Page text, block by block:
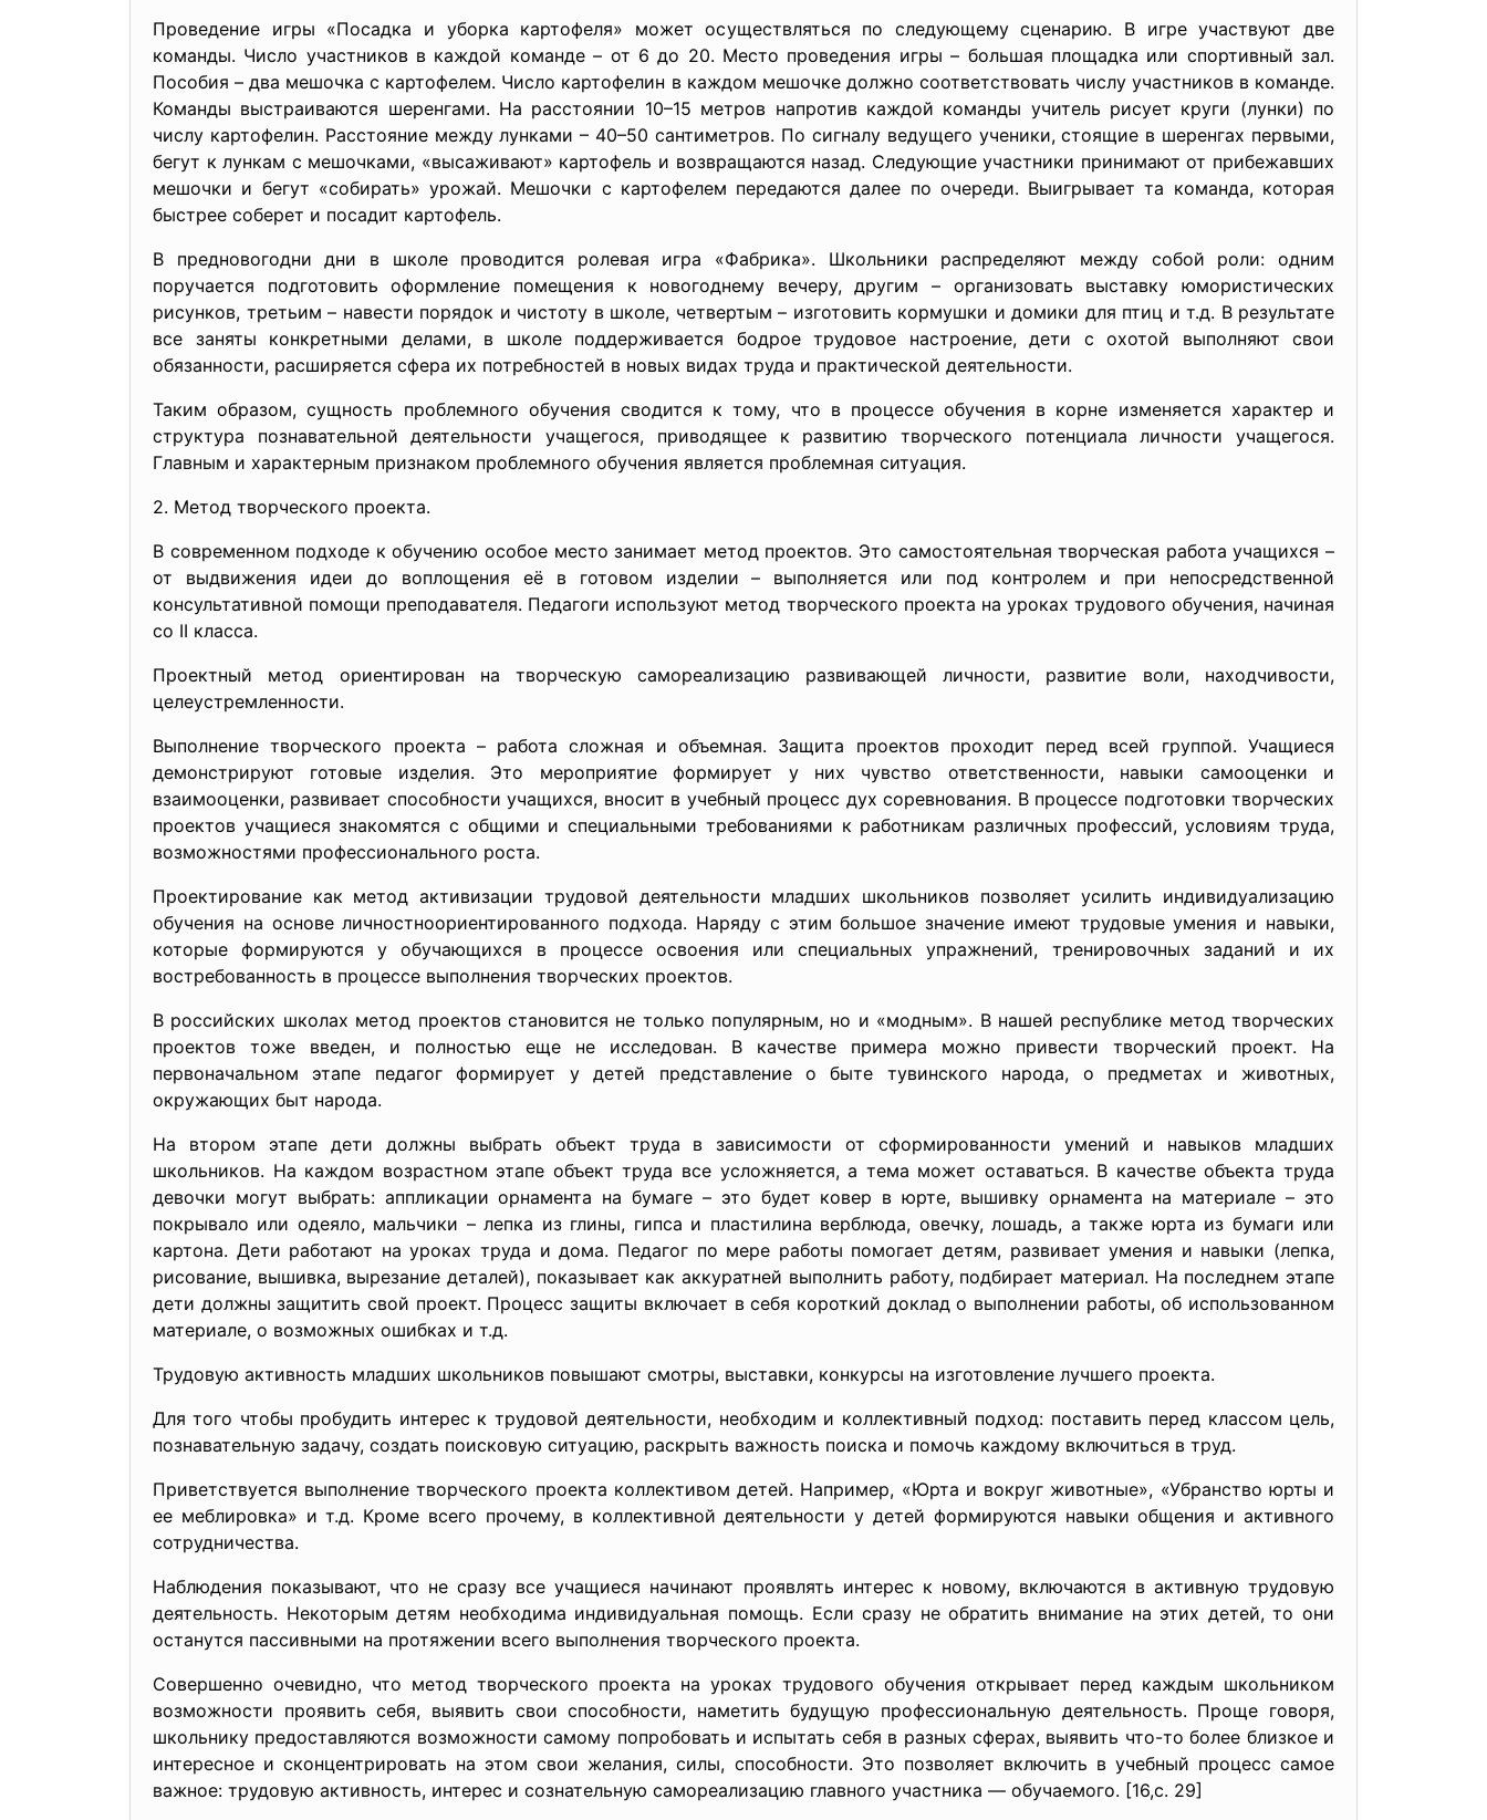
Проведение игры «Посадка и уборка картофеля» может осуществляться по следующему сценарию. В игре участвуют две
команды. Число участников в каждой команде – от 6 до 20. Место проведения игры – большая площадка или спортивный зал.
Пособия – два мешочка с картофелем. Число картофелин в каждом мешочке должно соответствовать числу участников в команде.
Команды выстраиваются шеренгами. На расстоянии 10–15 метров напротив каждой команды учитель рисует круги (лунки) по
числу картофелин. Расстояние между лунками – 40–50 сантиметров. По сигналу ведущего ученики, стоящие в шеренгах первыми,
бегут к лункам с мешочками, «высаживают» картофель и возвращаются назад. Следующие участники принимают от прибежавших
мешочки и бегут «собирать» урожай. Мешочки с картофелем передаются далее по очереди. Выигрывает та команда, которая
быстрее соберет и посадит картофель.
В предновогодни дни в школе проводится ролевая игра «Фабрика». Школьники распределяют между собой роли: одним
поручается подготовить оформление помещения к новогоднему вечеру, другим – организовать выставку юмористических
рисунков, третьим – навести порядок и чистоту в школе, четвертым – изготовить кормушки и домики для птиц и т.д. В результате
все заняты конкретными делами, в школе поддерживается бодрое трудовое настроение, дети с охотой выполняют свои
обязанности, расширяется сфера их потребностей в новых видах труда и практической деятельности.
Таким образом, сущность проблемного обучения сводится к тому, что в процессе обучения в корне изменяется характер и
структура познавательной деятельности учащегося, приводящее к развитию творческого потенциала личности учащегося.
Главным и характерным признаком проблемного обучения является проблемная ситуация.
2. Метод творческого проекта.
В современном подходе к обучению особое место занимает метод проектов. Это самостоятельная творческая работа учащихся –
от выдвижения идеи до воплощения её в готовом изделии – выполняется или под контролем и при непосредственной
консультативной помощи преподавателя. Педагоги используют метод творческого проекта на уроках трудового обучения, начиная
со II класса.
Проектный метод ориентирован на творческую самореализацию развивающей личности, развитие воли, находчивости,
целеустремленности.
Выполнение творческого проекта – работа сложная и объемная. Защита проектов проходит перед всей группой. Учащиеся
демонстрируют готовые изделия. Это мероприятие формирует у них чувство ответственности, навыки самооценки и
взаимооценки, развивает способности учащихся, вносит в учебный процесс дух соревнования. В процессе подготовки творческих
проектов учащиеся знакомятся с общими и специальными требованиями к работникам различных профессий, условиям труда,
возможностями профессионального роста.
Проектирование как метод активизации трудовой деятельности младших школьников позволяет усилить индивидуализацию
обучения на основе личностноориентированного подхода. Наряду с этим большое значение имеют трудовые умения и навыки,
которые формируются у обучающихся в процессе освоения или специальных упражнений, тренировочных заданий и их
востребованность в процессе выполнения творческих проектов.
В российских школах метод проектов становится не только популярным, но и «модным». В нашей республике метод творческих
проектов тоже введен, и полностью еще не исследован. В качестве примера можно привести творческий проект. На
первоначальном этапе педагог формирует у детей представление о быте тувинского народа, о предметах и животных,
окружающих быт народа.
На втором этапе дети должны выбрать объект труда в зависимости от сформированности умений и навыков младших
школьников. На каждом возрастном этапе объект труда все усложняется, а тема может оставаться. В качестве объекта труда
девочки могут выбрать: аппликации орнамента на бумаге – это будет ковер в юрте, вышивку орнамента на материале – это
покрывало или одеяло, мальчики – лепка из глины, гипса и пластилина верблюда, овечку, лошадь, а также юрта из бумаги или
картона. Дети работают на уроках труда и дома. Педагог по мере работы помогает детям, развивает умения и навыки (лепка,
рисование, вышивка, вырезание деталей), показывает как аккуратней выполнить работу, подбирает материал. На последнем этапе
дети должны защитить свой проект. Процесс защиты включает в себя короткий доклад о выполнении работы, об использованном
материале, о возможных ошибках и т.д.
Трудовую активность младших школьников повышают смотры, выставки, конкурсы на изготовление лучшего проекта.
Для того чтобы пробудить интерес к трудовой деятельности, необходим и коллективный подход: поставить перед классом цель,
познавательную задачу, создать поисковую ситуацию, раскрыть важность поиска и помочь каждому включиться в труд.
Приветствуется выполнение творческого проекта коллективом детей. Например, «Юрта и вокруг животные», «Убранство юрты и
ее меблировка» и т.д. Кроме всего прочему, в коллективной деятельности у детей формируются навыки общения и активного
сотрудничества.
Наблюдения показывают, что не сразу все учащиеся начинают проявлять интерес к новому, включаются в активную трудовую
деятельность. Некоторым детям необходима индивидуальная помощь. Если сразу не обратить внимание на этих детей, то они
останутся пассивными на протяжении всего выполнения творческого проекта.
Совершенно очевидно, что метод творческого проекта на уроках трудового обучения открывает перед каждым школьником
возможности проявить себя, выявить свои способности, наметить будущую профессиональную деятельность. Проще говоря,
школьнику предоставляются возможности самому попробовать и испытать себя в разных сферах, выявить что-то более близкое и
интересное и сконцентрировать на этом свои желания, силы, способности. Это позволяет включить в учебный процесс самое
важное: трудовую активность, интерес и сознательную самореализацию главного участника — обучаемого. [16,с. 29]